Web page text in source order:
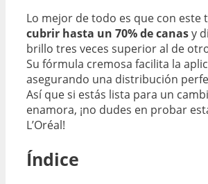
Lo mejor de todo es que con este
cubrir hasta un 70% de canasy
brillo tres veces superior al de
Su fórmula cremosa facilita la
asegurando una distribución
Así que si estás lista para un
enamora, ¡no dudes en probar
L’Oréal!
Índice